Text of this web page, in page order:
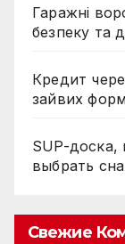
Гаражні
безпеку та
Кредит
зайвих
SUP-доска,
выбрать
Свежие